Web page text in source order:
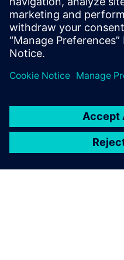
drevet av skyteknologi.